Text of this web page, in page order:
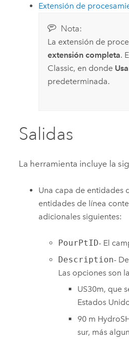
Extensión de
Nota:
La extensión de
extensión completa.
Classic, en donde
predeterminada.
Salidas
La herramienta incluye la
Una capa de entidades
entidades de línea
adicionales siguientes:
PourPtID- El
Description-
Las opciones son
US30m, que
Estados
90 m
sur, más